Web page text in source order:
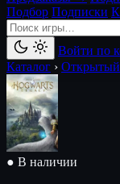
Подбор Подписки
Войти по
Каталог ›
● В наличии